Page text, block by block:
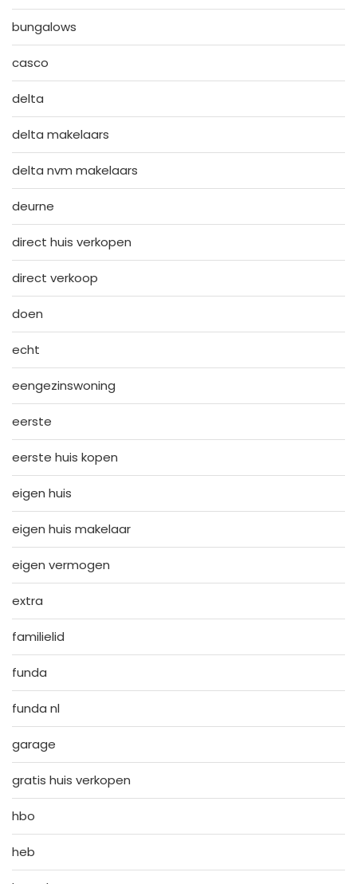
bungalows
casco
delta
delta makelaars
delta nvm makelaars
deurne
direct huis verkopen
direct verkoop
doen
echt
eengezinswoning
eerste
eerste huis kopen
eigen huis
eigen huis makelaar
eigen vermogen
extra
familielid
funda
funda nl
garage
gratis huis verkopen
hbo
heb